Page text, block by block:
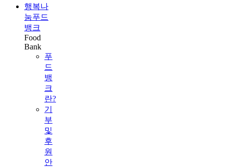
행복나
눔푸드
뱅크
Food
Bank
푸
드
뱅
크
란?
기
부
및
후
원
안